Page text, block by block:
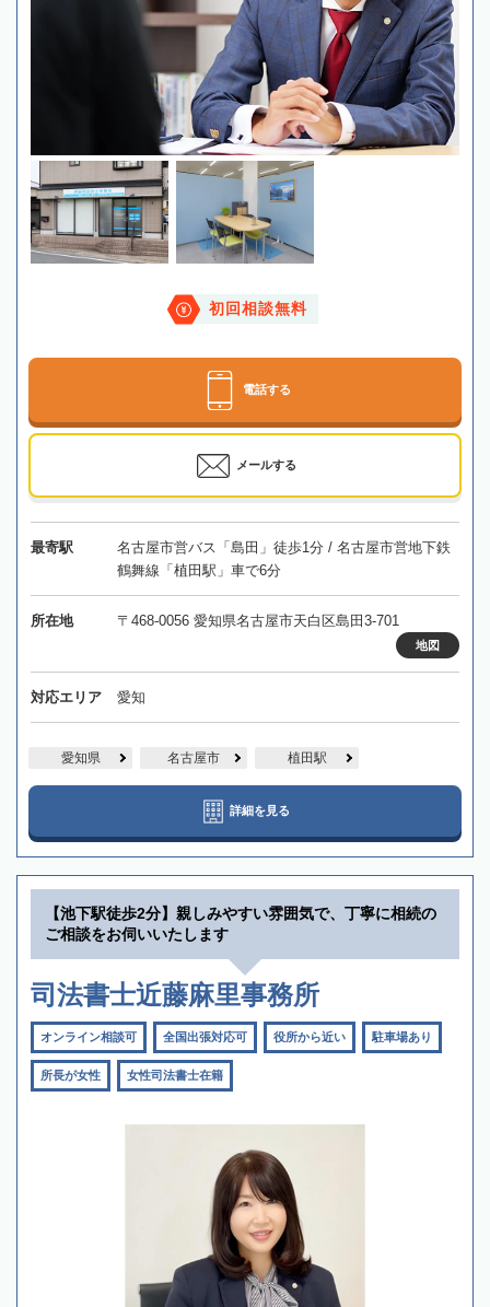
初回相談無料
電話する
メールする
最寄駅
名古屋市営バス「島田」徒歩1分 / 名古屋市営地下鉄
鶴舞線「植田駅」車で6分
所在地 〒468-0056 愛知県名古屋市天白区島田3-701
地図
対応エリア 愛知
愛知県 名古屋市 植田駅
詳細を見る
【池下駅徒歩2分】親しみやすい雰囲気で、丁寧に相続の
ご相談をお伺いいたします
司法書士近藤麻里事務所
オンライン相談可 全国出張対応可 役所から近い 駐車場あり
所長が女性 女性司法書士在籍